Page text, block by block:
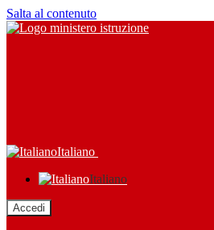
Salta al contenuto
Italiano
Italiano
Accedi